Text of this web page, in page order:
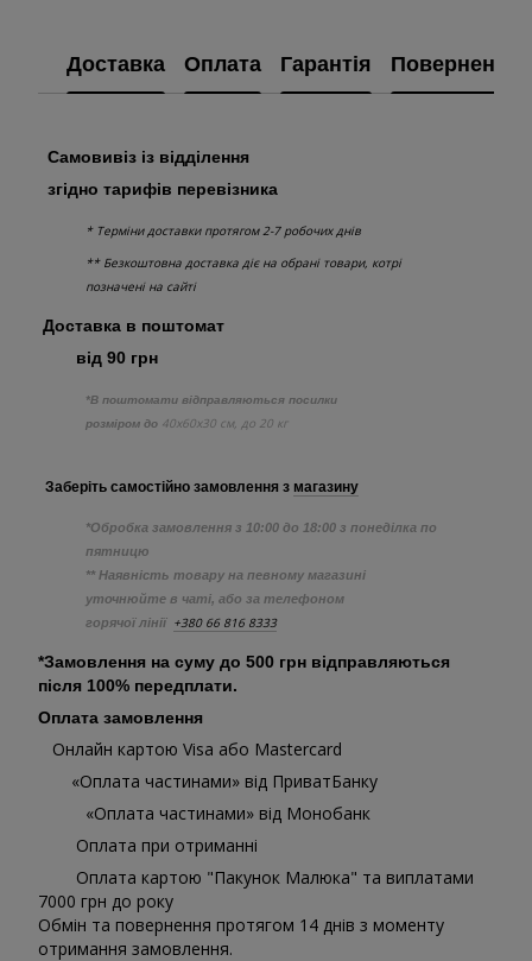
Доставка Оплата Гарантія Повернення
Самовивіз із відділення
згідно тарифів перевізника
* Терміни доставки протягом 2-7 робочих днів
** Безкоштовна доставка діє на обрані товари, котрі
позначені на сайті
Доставка в поштомат
від 90 грн
*В поштомати відправляються посилки
розміром до 40х60х30 см, до 20 кг
Заберіть самостійно замовлення з магазину
*Обробка замовлення з 10:00 до 18:00 з понеділка по
пятницю
** Наявність товару на певному магазині
уточнюйте в чаті, або за телефоном
горячої лінії +380 66 816 8333
*Замовлення на суму до 500 грн відправляються
після 100% передплати.
Оплата замовлення
Онлайн картою Visa або Mastercard
«Оплата частинами» від ПриватБанку
«Оплата частинами» від Монобанк
Оплата при отриманні
Оплата картою "Пакунок Малюка" та виплатами
7000 грн до року
Обмін та повернення протягом 14 днів з моменту
отримання замовлення.